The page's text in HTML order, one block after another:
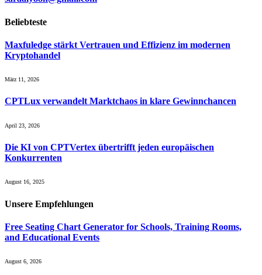
Beliebteste
Maxfuledge stärkt Vertrauen und Effizienz im modernen
Kryptohandel
März 11, 2026
CPTLux verwandelt Marktchaos in klare Gewinnchancen
April 23, 2026
Die KI von CPTVertex übertrifft jeden europäischen
Konkurrenten
August 16, 2025
Unsere Empfehlungen
Free Seating Chart Generator for Schools, Training Rooms,
and Educational Events
August 6, 2026